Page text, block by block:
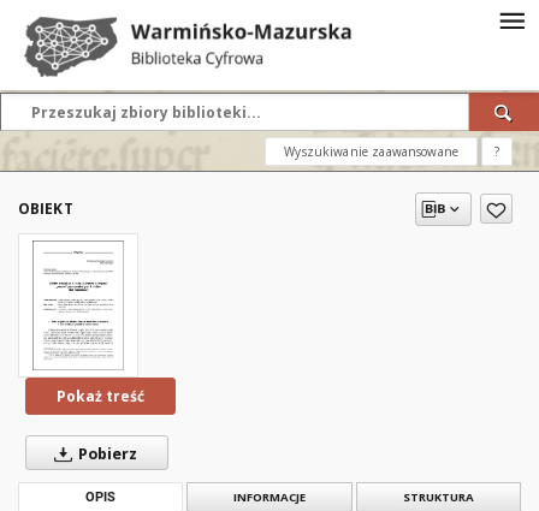
Wyszukiwanie zaawansowane ?
OBIEKT
Pokaż treść
Pobierz
OPIS INFORMACJE STRUKTURA